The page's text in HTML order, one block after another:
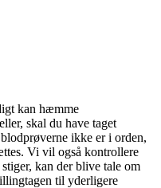
kan hæmme
skal du have taget
ikke er i orden,
Vi vil også kontrollere
kan der blive tale om
til yderligere